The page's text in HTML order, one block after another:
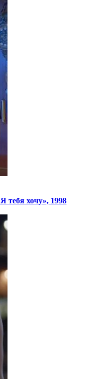
тебя хочу», 1998